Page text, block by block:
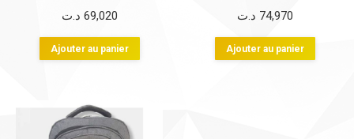
69,020 د.ت
Ajouter au panier
74,970 د.ت
Ajouter au panier